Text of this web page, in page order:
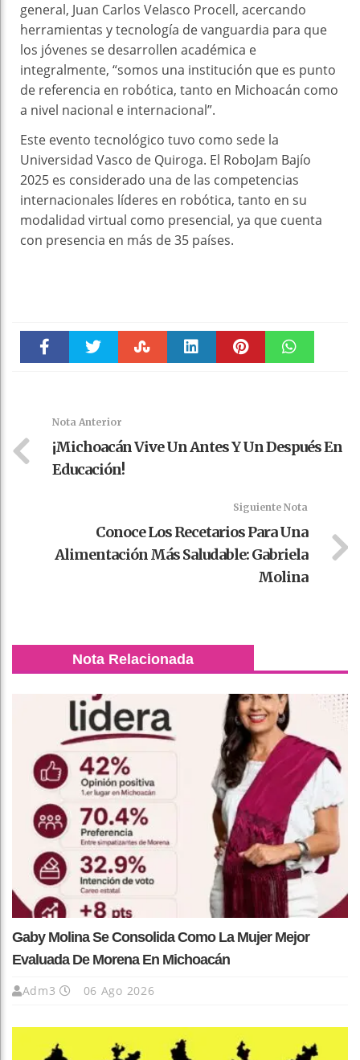
general, Juan Carlos Velasco Procell, acercando
herramientas y tecnología de vanguardia para que
los jóvenes se desarrollen académica e
integralmente, “somos una institución que es punto
de referencia en robótica, tanto en Michoacán como
a nivel nacional e internacional”.
Este evento tecnológico tuvo como sede la
Universidad Vasco de Quiroga. El RoboJam Bajío
2025 es considerado una de las competencias
internacionales líderes en robótica, tanto en su
modalidad virtual como presencial, ya que cuenta
con presencia en más de 35 países.
Nota Anterior
¡Michoacán Vive Un Antes Y Un Después En
Educación!
Siguiente Nota
Conoce Los Recetarios Para Una
Alimentación Más Saludable: Gabriela
Molina
Nota Relacionada
Gaby Molina Se Consolida Como La Mujer Mejor
Evaluada De Morena En Michoacán
Adm3 06 Ago 2026